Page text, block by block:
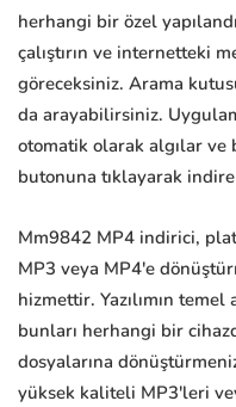
herhangi bir özel
çalıştırın ve internetteki
göreceksiniz. Arama
da arayabilirsiniz.
otomatik olarak algılar
butonuna tıklayarak
Mm9842 MP4 indirici,
MP3 veya MP4'e
hizmettir. Yazılımın
bunları herhangi bir
dosyalarına
yüksek kaliteli MP3'leri